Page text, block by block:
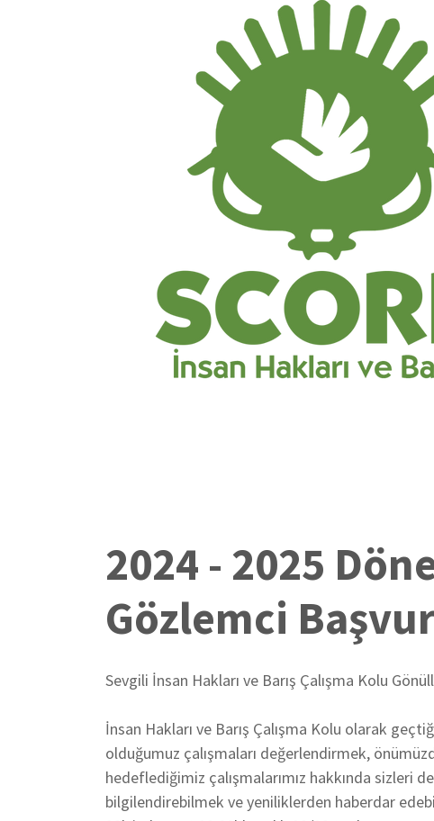
2024 - 2025
Gözlemci
Sevgili İnsan Hakları ve Barış Çalışma Kolu
İnsan Hakları ve Barış Çalışma Kolu olarak
olduğumuz çalışmaları değerlendirmek,
hedeflediğimiz çalışmalarımız hakkında sizleri
bilgilendirebilmek ve yeniliklerden haberdar